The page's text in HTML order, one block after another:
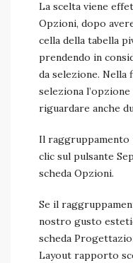
La scelta viene
Opzioni, dopo
cella della tabella
prendendo in
da selezione. Nella
seleziona
riguardare anche
Il raggruppamento
clic sul pulsante
scheda Opzioni.
Se il
nostro gusto
scheda
Layout rapporto